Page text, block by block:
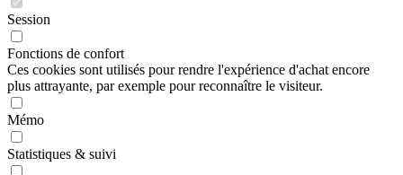
Session
Fonctions de confort
Ces cookies sont utilisés pour rendre l'expérience d'achat encore
plus attrayante, par exemple pour reconnaître le visiteur.
Mémo
Statistiques & suivi